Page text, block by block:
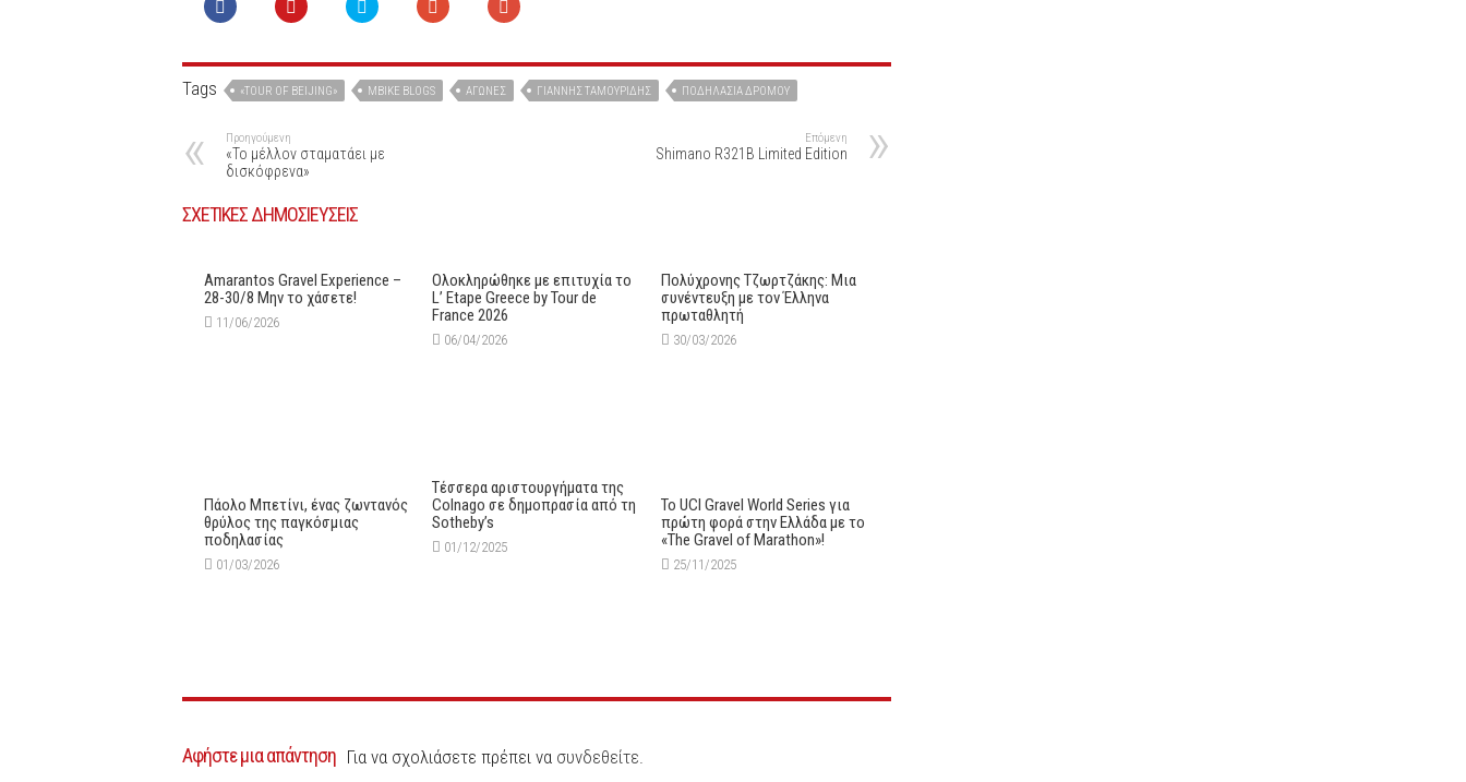
Tags «TOUR OF BEIJING» MBIKE BLOGS ΑΓΏΝΕΣ ΓΙΆΝΝΗΣ ΤΑΜΟΥΡΊΔΗΣ ΠΟΔΗΛΑΣΊΑ ΔΡΌΜΟΥ
Προηγούμενη
«Το μέλλον σταματάει με
δισκόφρενα»
Επόμενη
Shimano R321B Limited Edition
ΣΧΕΤΙΚΕΣ ΔΗΜΟΣΙΕΥΣΕΙΣ
Amarantos Gravel Experience –
28-30/8 Μην το χάσετε!
11/06/2026
Oλοκληρώθηκε με επιτυχία το
L’ Etape Greece by Tour de
France 2026
06/04/2026
Πολύχρονης Τζωρτζάκης: Μια
συνέντευξη με τον Έλληνα
πρωταθλητή
30/03/2026
Πάολο Μπετίνι, ένας ζωντανός
θρύλος της παγκόσμιας
ποδηλασίας
01/03/2026
Τέσσερα αριστουργήματα της
Colnago σε δημοπρασία από τη
Sotheby’s
01/12/2025
Το UCI Gravel World Series για
πρώτη φορά στην Ελλάδα με το
«The Gravel of Marathon»!
25/11/2025
Αφήστε μια απάντηση Για να σχολιάσετε πρέπει να συνδεθείτε.